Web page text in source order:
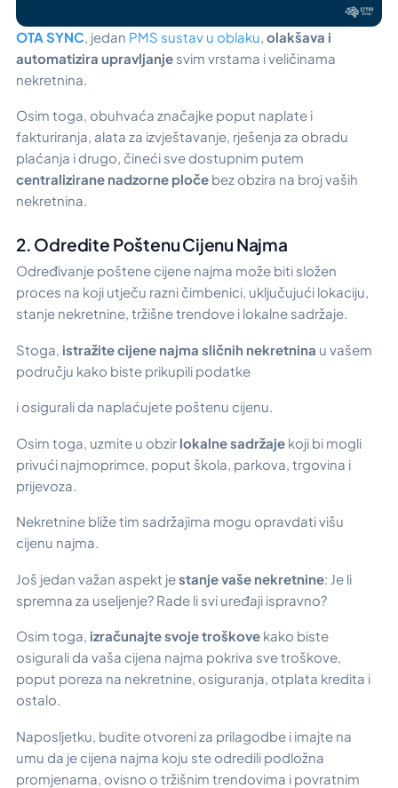
OTA SYNC, jedan PMS sustav u oblaku, olakšava i
automatizira upravljanje svim vrstama i veličinama
nekretnina.
Osim toga, obuhvaća značajke poput naplate i
fakturiranja, alata za izvještavanje, rješenja za obradu
plaćanja i drugo, čineći sve dostupnim putem
centralizirane nadzorne ploče bez obzira na broj vaših
nekretnina.
2. Odredite Poštenu Cijenu Najma
Određivanje poštene cijene najma može biti složen
proces na koji utječu razni čimbenici, uključujući lokaciju,
stanje nekretnine, tržišne trendove i lokalne sadržaje.
Stoga, istražite cijene najma sličnih nekretnina u vašem
području kako biste prikupili podatke
i osigurali da naplaćujete poštenu cijenu.
Osim toga, uzmite u obzir lokalne sadržaje koji bi mogli
privući najmoprimce, poput škola, parkova, trgovina i
prijevoza.
Nekretnine bliže tim sadržajima mogu opravdati višu
cijenu najma.
Još jedan važan aspekt jestanje vaše nekretnine: Je li
spremna za useljenje? Rade li svi uređaji ispravno?
Osim toga, izračunajte svoje troškove kako biste
osigurali da vaša cijena najma pokriva sve troškove,
poput poreza na nekretnine, osiguranja, otplata kredita i
ostalo.
Naposljetku, budite otvoreni za prilagodbe i imajte na
umu da je cijena najma koju ste odredili podložna
promjenama, ovisno o tržišnim trendovima i povratnim